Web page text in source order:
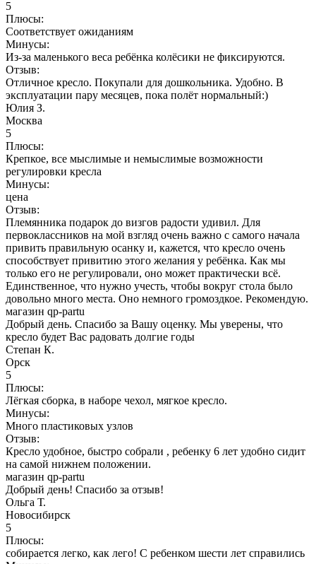
5
Плюсы:
Соответствует ожиданиям
Минусы:
Из-за маленького веса ребёнка колёсики не фиксируются.
Отзыв:
Отличное кресло. Покупали для дошкольника. Удобно. В
эксплуатации пару месяцев, пока полёт нормальный:)
Юлия З.
Москва
5
Плюсы:
Крепкое, все мыслимые и немыслимые возможности
регулировки кресла
Минусы:
цена
Отзыв:
Племянника подарок до визгов радости удивил. Для
первоклассников на мой взгляд очень важно с самого начала
привить правильную осанку и, кажется, что кресло очень
способствует привитию этого желания у ребёнка. Как мы
только его не регулировали, оно может практически всё.
Единственное, что нужно учесть, чтобы вокруг стола было
довольно много места. Оно немного громоздкое. Рекомендую.
магазин qp-partu
Добрый день. Спасибо за Вашу оценку. Мы уверены, что
кресло будет Вас радовать долгие годы
Степан К.
Орск
5
Плюсы:
Лёгкая сборка, в наборе чехол, мягкое кресло.
Минусы:
Много пластиковых узлов
Отзыв:
Кресло удобное, быстро собрали , ребенку 6 лет удобно сидит
на самой нижнем положении.
магазин qp-partu
Добрый день! Спасибо за отзыв!
Ольга Т.
Новосибирск
5
Плюсы:
собирается легко, как лего! С ребенком шести лет справились